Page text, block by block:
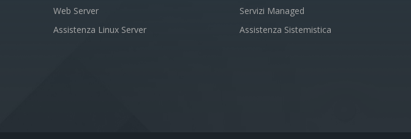
Web Server
Assistenza Linux Server
Servizi Managed
Assistenza Sistemistica